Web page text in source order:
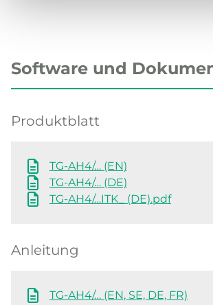
Software und
Produktblatt
TG-AH4/… (EN)
TG-AH4/… (DE)
TG-AH4/…ITK_ (DE).pdf
Anleitung
TG-AH4/… (EN, SE, DE, FR)